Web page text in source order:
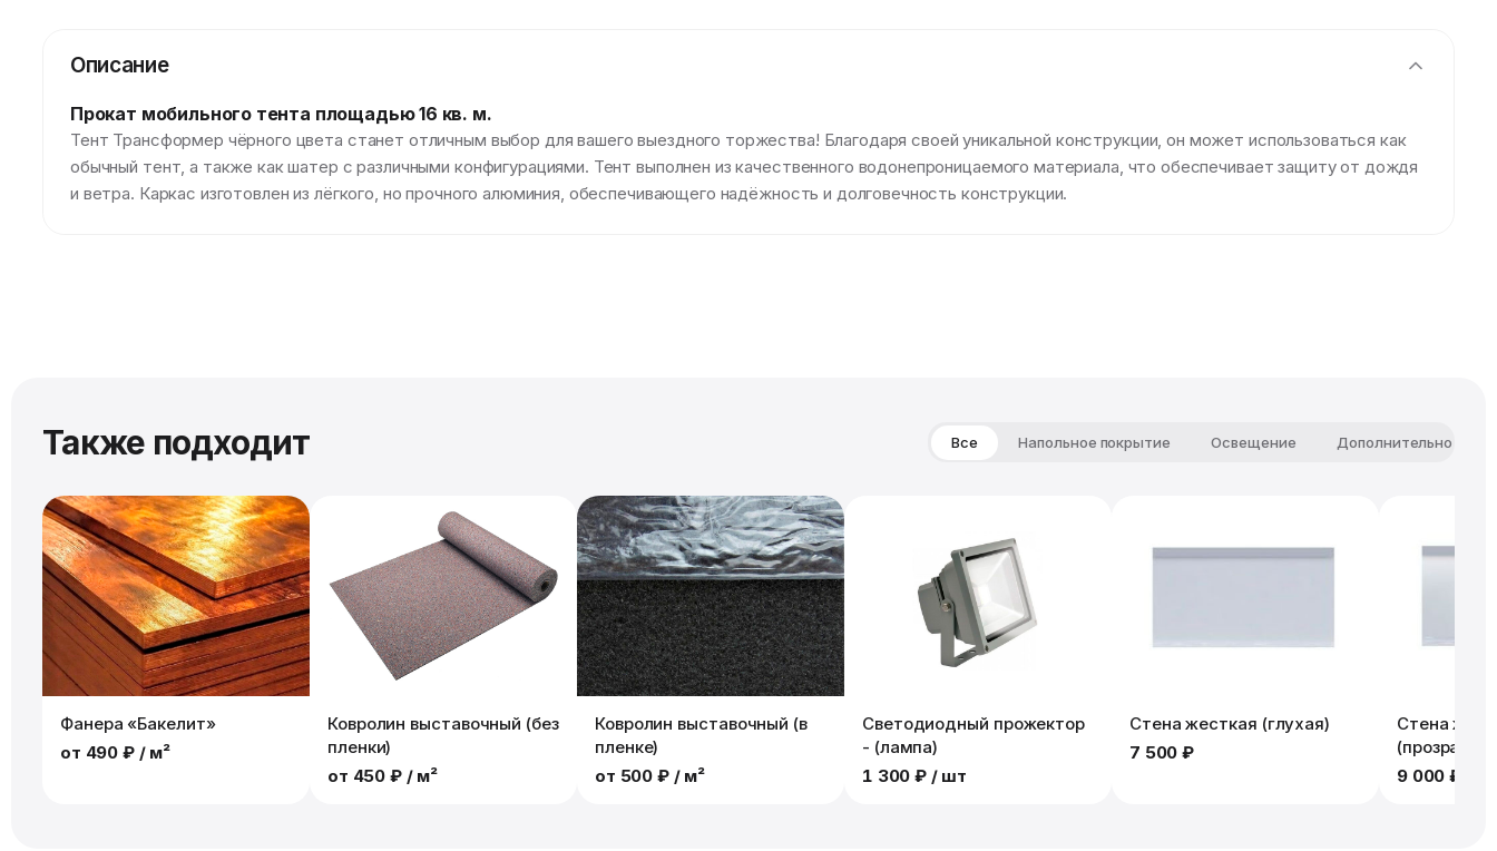
Описание
Прокат мобильного тента площадью 16 кв. м.
Тент Трансформер чёрного цвета станет отличным выбор для вашего выездного торжества! Благодаря своей уникальной конструкции, он может использоваться как
обычный тент, а также как шатер с различными конфигурациями. Тент выполнен из качественного водонепроницаемого материала, что обеспечивает защиту от дождя
и ветра. Каркас изготовлен из лёгкого, но прочного алюминия, обеспечивающего надёжность и долговечность конструкции.
Также подходит Все Напольное покрытие Освещение Дополнительно
Фанера «Бакелит»
от 490 ₽/ м²
Ковролин выставочный (без
пленки)
от 450 ₽/ м²
Ковролин выставочный (в
пленке)
от 500 ₽/ м²
Светодиодный прожектор
- (лампа)
1 300 ₽/ шт
Стена жесткая (глухая)
7 500 ₽
Стена
9 000 ₽